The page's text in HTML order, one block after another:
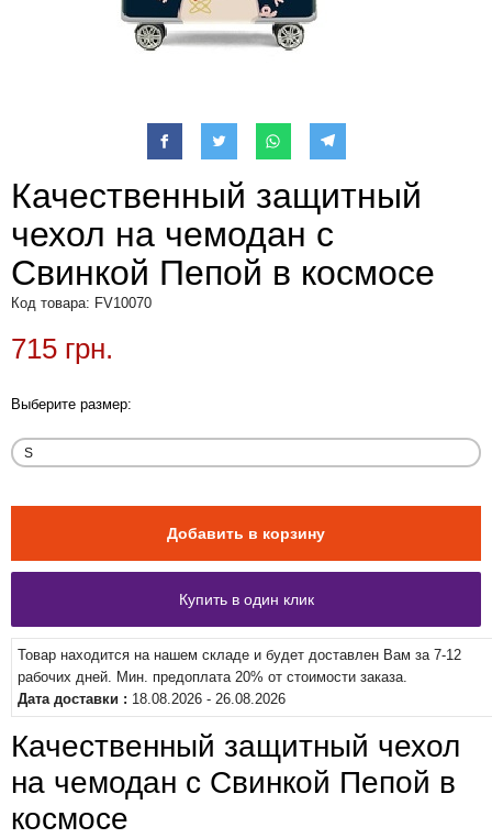
Качественный защитный
чехол на чемодан с
Свинкой Пепой в космосе
Код товара: FV10070
715 грн.
Выберите размер:
Товар находится на нашем складе и будет доставлен Вам за 7-12
рабочих дней. Мин. предоплата 20% от стоимости заказа.
Дата доставки : 18.08.2026 - 26.08.2026
Качественный защитный чехол
на чемодан с Свинкой Пепой в
космосе